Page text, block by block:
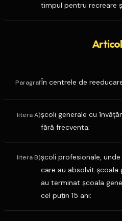
timpul pentru recreare
ParagrafÎn centrele de
litera A)şcoli generale cu
fără frecventa;
litera B)şcoli profesionale,
care au absolvit şcoala
au terminat şcoala
cel puţin 15 ani;